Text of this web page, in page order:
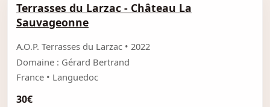
Terrasses du Larzac - Château La
Sauvageonne
A.O.P. Terrasses du Larzac • 2022
Domaine : Gérard Bertrand
France • Languedoc
30€